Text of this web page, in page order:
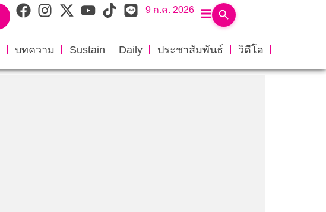
9 ก.ค. 2026
บทความ Sustain Daily ประชาสัมพันธ์
วิดีโอ